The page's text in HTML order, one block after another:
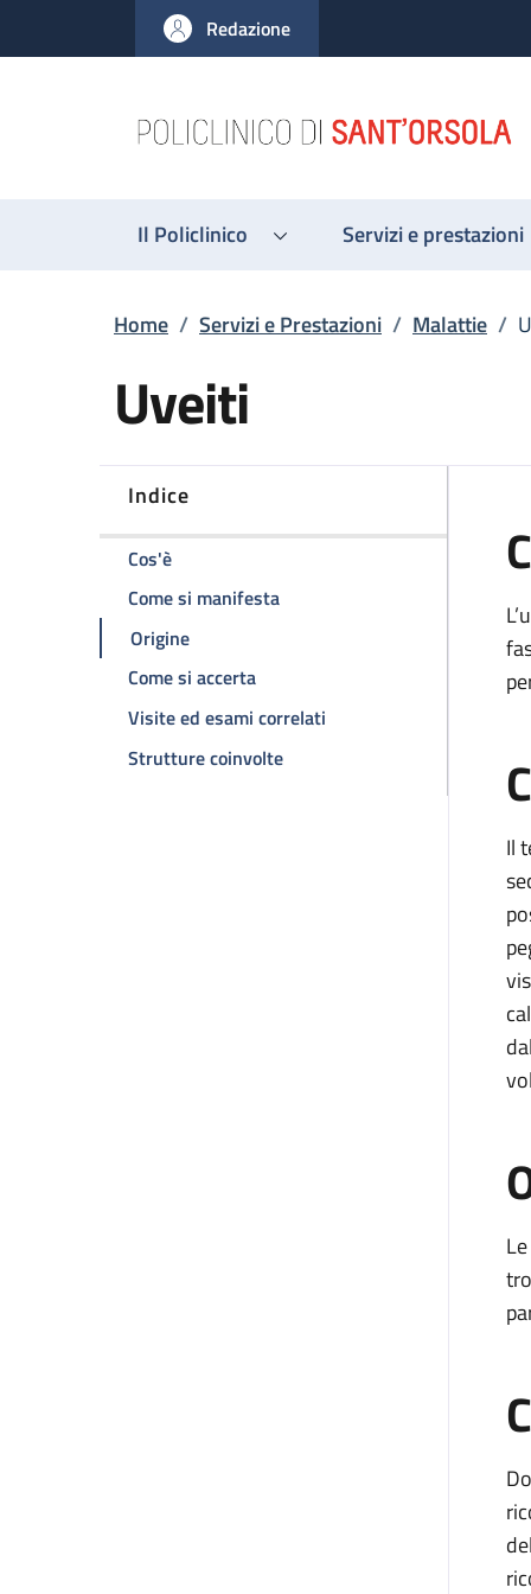
al contenuto principale
to footer content
Redazione
Il Policlinico Servizi e prestazioni
Briciole di pane
Home / Servizi e Prestazioni / Malattie /
Uveiti
Indice
Cos'èdella pagina Uveiti
Come si manifestadella pagina Uveiti
Originedella pagina Uveiti
Come si accertadella pagina Uveiti
Visite ed esami correlati
Strutture coinvoltedella pagina Uveiti
Il